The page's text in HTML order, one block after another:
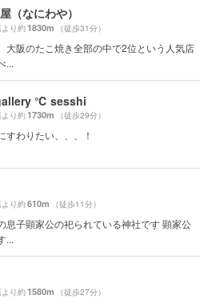
（なにわや）
り約1830m （徒歩31分）
大阪のたこ焼き全部の中で2位という人気店
...
℃ sesshi
り約1730m （徒歩29分）
すわりたい、、、！
り約610m （徒歩11分）
息子顕家公の祀られている神社です 顕家公
...
り約1580m （徒歩27分）